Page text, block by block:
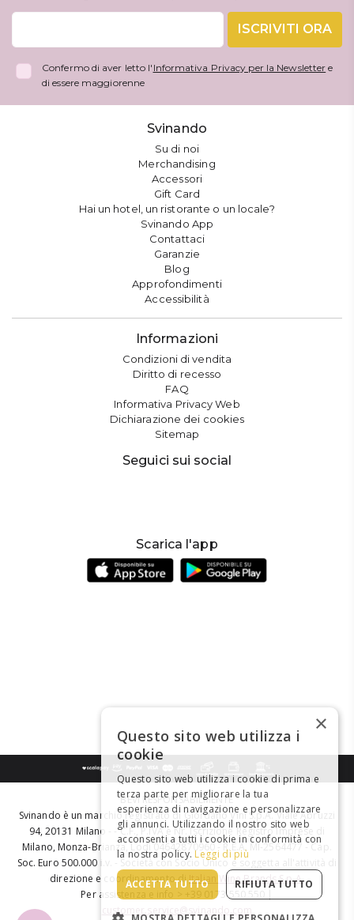
ISCRIVITI ORA
Confermo di aver letto l' Informativa Privacy per la Newsletter e
di essere maggiorenne
Svinando
Su di noi
Merchandising
Accessori
Gift Card
Hai un hotel, un ristorante o un locale?
Svinando App
Contattaci
Garanzie
Blog
Approfondimenti
Accessibilità
Informazioni
Condizioni di vendita
Diritto di recesso
FAQ
Informativa Privacy Web
Dichiarazione dei cookies
Sitemap
Seguici sui social
Scarica l'app
BEVI RESPONSABILMENTE
Svinando è un marchio registrato di Giordano Vini S.p.A. Viale Abruzzi
94, 20131 Milano - - C.F., P.IVA e Nr. Iscrizione Registro Imprese di
Milano, Monza-Brianza, Lodi 04642870960 - R.E.A. MI-2564477 - Cap.
Soc. Euro 500.000 i.v. - Società con Socio Unico e soggetta all'attività di
direzione e coordinamento diItalian Wine Brands S.p.A.
Per assistenza e info > +39 0173 550 550 |
customer.service@svinando.com
×
Questo sito web utilizza i
cookie
Questo sito web utilizza i cookie di prima e
terza parte per migliorare la tua
esperienza di navigazione e personalizzare
gli annunci. Utilizzando il nostro sito web
acconsenti a tutti i cookie in conformità con
la nostra policy. Leggi di più
ACCETTA TUTTO RIFIUTA TUTTO